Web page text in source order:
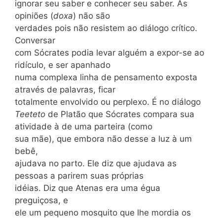
ignorar seu saber e conhecer seu saber. As
opiniões (doxa) não são
verdades pois não resistem ao diálogo crítico.
Conversar
com Sócrates podia levar alguém a expor-se ao
ridículo, e ser apanhado
numa complexa linha de pensamento exposta
através de palavras, ficar
totalmente envolvido ou perplexo. É no diálogo
Teeteto de Platão que Sócrates compara sua
atividade à de uma parteira (como
sua mãe), que embora não desse a luz à um
bebê,
ajudava no parto. Ele diz que ajudava as
pessoas a parirem suas próprias
idéias. Diz que Atenas era uma égua
preguiçosa, e
ele um pequeno mosquito que lhe mordia os